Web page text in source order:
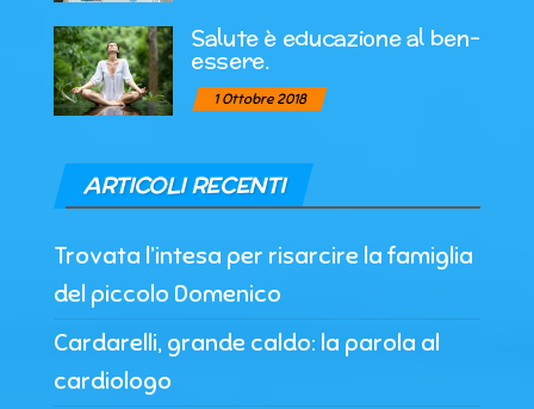
Salute è educazione al ben-
essere.
1 Ottobre 2018
ARTICOLI RECENTI
Trovata l’intesa per risarcire la famiglia
del piccolo Domenico
Cardarelli, grande caldo: la parola al
cardiologo